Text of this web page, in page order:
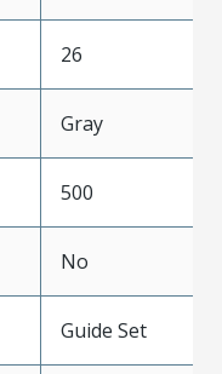
26
Gray
500
No
Guide Set